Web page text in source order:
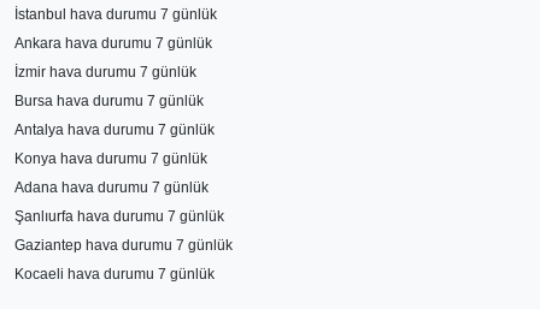
İstanbul hava durumu 7 günlük
Ankara hava durumu 7 günlük
İzmir hava durumu 7 günlük
Bursa hava durumu 7 günlük
Antalya hava durumu 7 günlük
Konya hava durumu 7 günlük
Adana hava durumu 7 günlük
Şanlıurfa hava durumu 7 günlük
Gaziantep hava durumu 7 günlük
Kocaeli hava durumu 7 günlük